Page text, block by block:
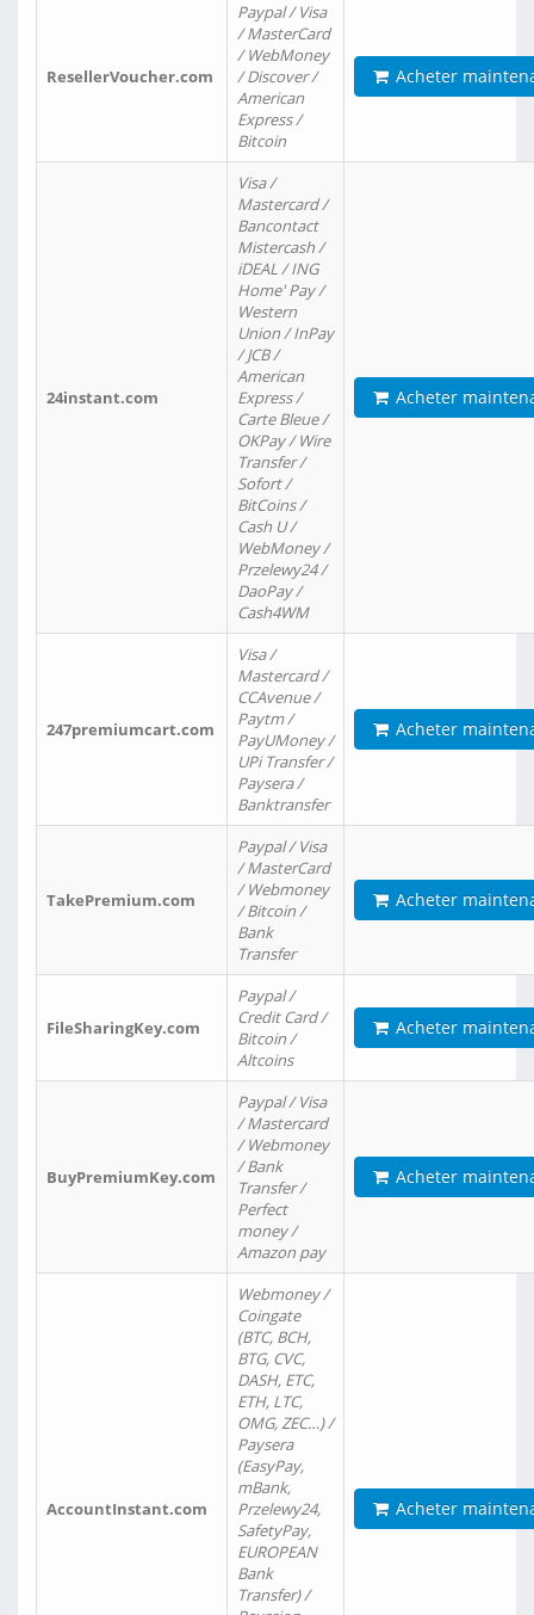
ResellerVoucher.com
Paypal / Visa
/ MasterCard
/ WebMoney
/ Discover /
American
Express /
Bitcoin
Acheter
24instant.com
Visa /
Mastercard /
Bancontact
Mistercash /
iDEAL / ING
Home' Pay /
Western
Union / InPay
/ JCB /
American
Express /
Carte Bleue /
OKPay / Wire
Transfer /
Sofort /
BitCoins /
Cash U /
WebMoney /
Przelewy24 /
DaoPay /
Cash4WM
Acheter
247premiumcart.com
Visa /
Mastercard /
CCAvenue /
Paytm /
PayUMoney /
UPi Transfer /
Paysera /
Banktransfer
Acheter
TakePremium.com
Paypal / Visa
/ MasterCard
/ Webmoney
/ Bitcoin /
Bank
Transfer
Acheter
FileSharingKey.com
Paypal /
Credit Card /
Bitcoin /
Altcoins
Acheter
BuyPremiumKey.com
Paypal / Visa
/ Mastercard
/ Webmoney
/ Bank
Transfer /
Perfect
money /
Amazon pay
Acheter
AccountInstant.com
Webmoney /
Coingate
(BTC, BCH,
BTG, CVC,
DASH, ETC,
ETH, LTC,
OMG, ZEC…) /
Paysera
(EasyPay,
mBank,
Przelewy24,
SafetyPay,
EUROPEAN
Bank
Transfer) /
Acheter